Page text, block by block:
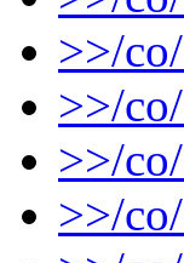
>>/
>>/
>>/
>>/